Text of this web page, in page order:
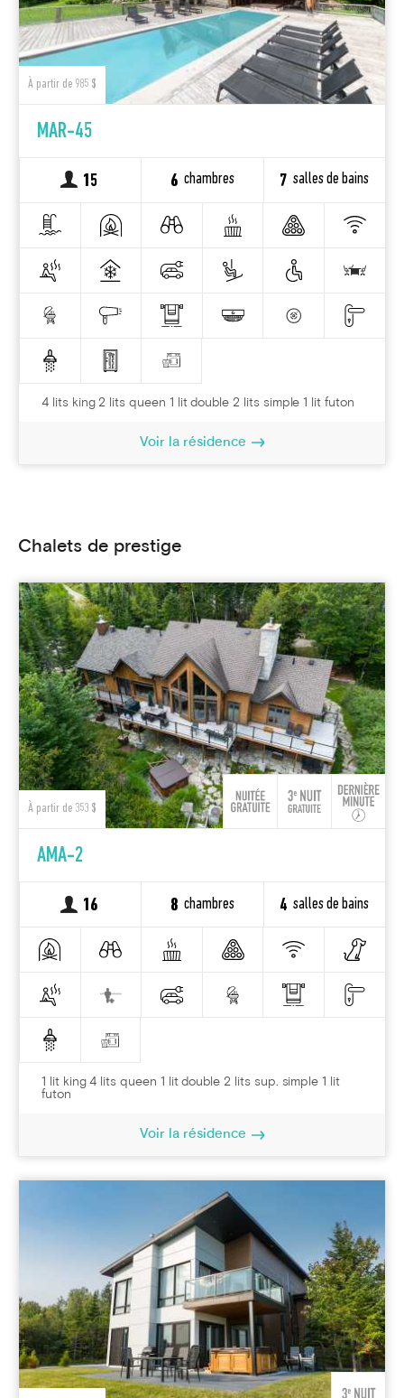
À partir de 985 $
MAR-45
15 6 chambres 7 salles de bains
4 lits king 2 lits queen 1 lit double 2 lits simple 1 lit futon
Voir la résidence
Chalets de prestige
À partir de 353 $
AMA-2
16 8 chambres 4 salles de bains
1 lit king 4 lits queen 1 lit double 2 lits sup. simple 1 lit
futon
Voir la résidence